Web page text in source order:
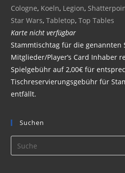
Cologne, Koeln, Legion,
Star Wars,Tabletop,Top Tables
Karte nicht verfügbar
Stammtischtag für die genannten
Mitglieder/Player’s Card Inhaber
Spielgebühr auf 2,00€ für
Tischreservierungsgebühr für
entfällt.
Suchen